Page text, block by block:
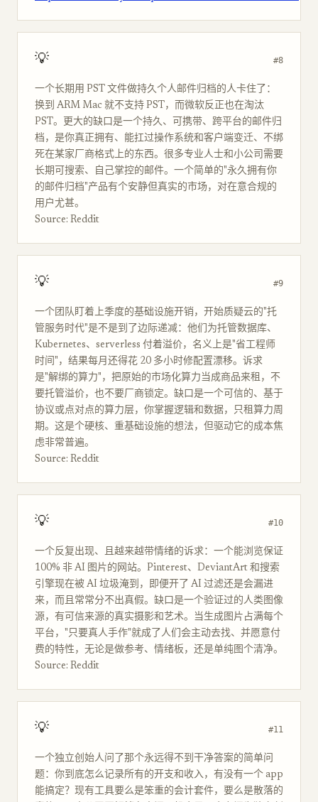
💡 #8
一个长期用 PST 文件做持久个人邮件归档的人卡住了：
换到 ARM Mac 就不支持 PST，而微软反正也在淘汰
PST。更大的缺口是一个持久、可携带、跨平台的邮件归
档，是你真正拥有、能扛过操作系统和客户端变迁、不绑
死在某家厂商格式上的东西。很多专业人士和小公司需要
长期可搜索、自己掌控的邮件。一个简单的"永久拥有你
的邮件归档"产品有个安静但真实的市场，对在意合规的
用户尤甚。
Source: Reddit
💡 #9
一个团队盯着上季度的基础设施开销，开始质疑云的"托
管服务时代"是不是到了边际递减：他们为托管数据库、
Kubernetes、serverless 付着溢价，名义上是"省工程师
时间"，结果每月还得花 20 多小时修配置漂移。诉求
是"解绑的算力"，把原始的市场化算力当成商品来租，不
要托管溢价，也不要厂商锁定。缺口是一个可信的、基于
协议或点对点的算力层，你掌握逻辑和数据，只租算力周
期。这是个硬核、重基础设施的想法，但驱动它的成本焦
虑非常普遍。
Source: Reddit
💡 #10
一个反复出现、且越来越带情绪的诉求：一个能浏览保证
100% 非 AI 图片的网站。Pinterest、DeviantArt 和搜索
引擎现在被 AI 垃圾淹到，即便开了 AI 过滤还是会漏进
来，而且常常分不出真假。缺口是一个验证过的人类图像
源，有可信来源的真实摄影和艺术。当生成图片占满每个
平台，"只要真人手作"就成了人们会主动去找、并愿意付
费的特性，无论是做参考、情绪板，还是单纯图个清净。
Source: Reddit
💡 #11
一个独立创始人问了那个永远得不到干净答案的简单问
题：你到底怎么记录所有的开支和收入，有没有一个 app
能搞定？现有工具要么是笨重的会计套件，要么是散落的